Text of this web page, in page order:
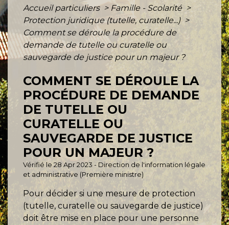
Accueil particuliers > Famille - Scolarité >
Protection juridique (tutelle, curatelle...) >
Comment se déroule la procédure de
demande de tutelle ou curatelle ou
sauvegarde de justice pour un majeur ?
COMMENT SE DÉROULE LA
PROCÉDURE DE DEMANDE
DE TUTELLE OU
CURATELLE OU
SAUVEGARDE DE JUSTICE
POUR UN MAJEUR ?
Vérifié le 28 Apr 2023 - Direction de l'information légale
et administrative (Première ministre)
Pour décider si une mesure de protection
(tutelle, curatelle ou sauvegarde de justice)
doit être mise en place pour une personne